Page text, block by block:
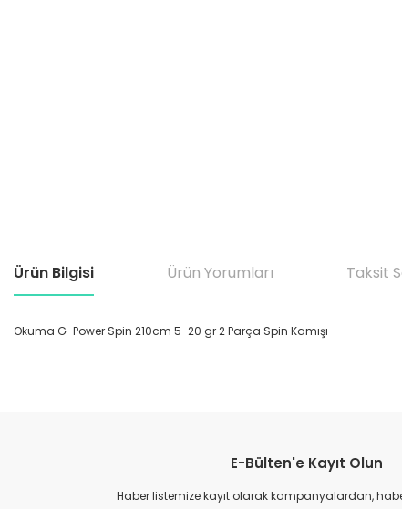
Ürün Bilgisi Ürün Yorumları Taksit
Okuma G-Power Spin 210cm 5-20 gr 2 Parça Spin Kamışı
Ürün resmi kalitesiz, bozuk veya görüntülenemiyor.
Ürün açıklamasında eksik bilgiler bulunuyor.
E-Bülten'e Kayıt Olun
Haber listemize kayıt olarak kampanyalardan,